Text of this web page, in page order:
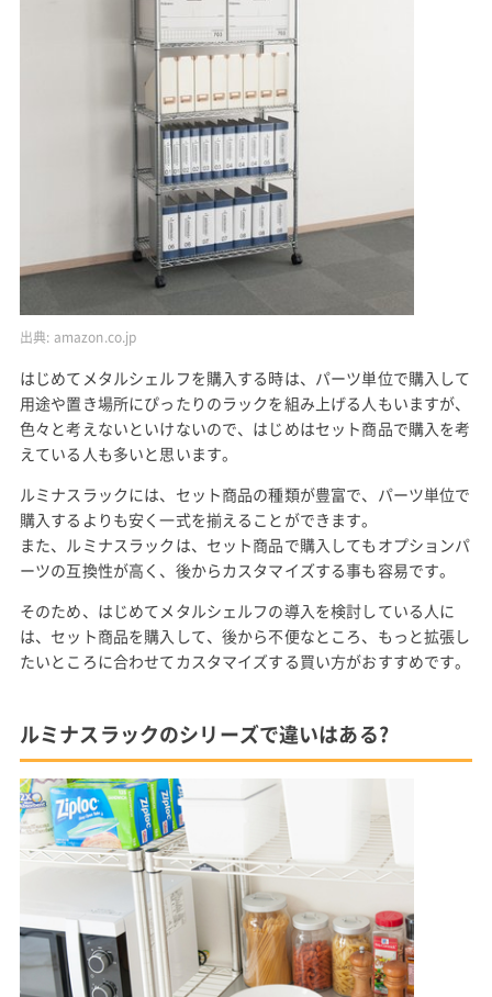
出典: amazon.co.jp
はじめてメタルシェルフを購入する時は、パーツ単位で購入して
用途や置き場所にぴったりのラックを組み上げる人もいますが、
色々と考えないといけないので、はじめはセット商品で購入を考
えている人も多いと思います。
ルミナスラックには、セット商品の種類が豊富で、パーツ単位で
購入するよりも安く一式を揃えることができます。
また、ルミナスラックは、セット商品で購入してもオプションパ
ーツの互換性が高く、後からカスタマイズする事も容易です。
そのため、はじめてメタルシェルフの導入を検討している人に
は、セット商品を購入して、後から不便なところ、もっと拡張し
たいところに合わせてカスタマイズする買い方がおすすめです。
ルミナスラックのシリーズで違いはある?